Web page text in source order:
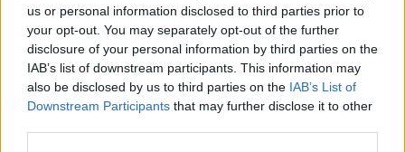
us or personal information disclosed to third parties prior to
your opt-out. You may separately opt-out of the further
disclosure of your personal information by third parties on the
IAB’s list of downstream participants. This information may
also be disclosed by us to third parties on the IAB’s List of
Downstream Participants that may further disclose it to other
a negyedik negyedévben nagy forgalomcsökkenésre került
sor, ami meglátszott az eredményeken. Az STR vizsgálata
szerint, azok a városok, amelyek erős hotelmárkákkal...
KEDVES OLVASÓNK!